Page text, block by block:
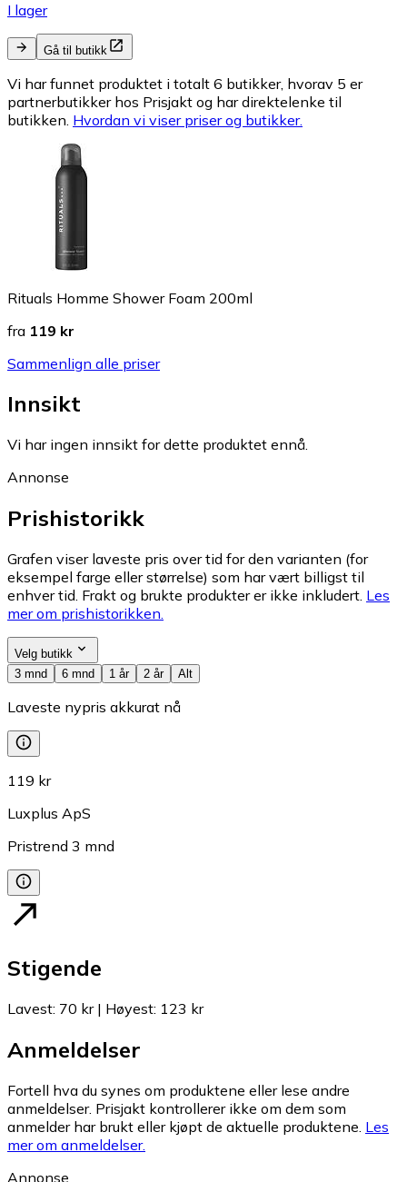
I lager
Gå til butikk
Vi har funnet produktet i totalt 6 butikker, hvorav 5 er
partnerbutikker hos Prisjakt og har direktelenke til
butikken. Hvordan vi viser priser og butikker.
Rituals Homme Shower Foam 200ml
fra 119 kr
Sammenlign alle priser
Innsikt
Vi har ingen innsikt for dette produktet ennå.
Annonse
Prishistorikk
Grafen viser laveste pris over tid for den varianten (for
eksempel farge eller størrelse) som har vært billigst til
enhver tid. Frakt og brukte produkter er ikke inkludert. Les
mer om prishistorikken.
Velg butikk
3 mnd
6 mnd 1 år 2 år Alt
Laveste nypris akkurat nå
119 kr
Luxplus ApS
Pristrend 3 mnd
Stigende
Lavest: 70 kr| Høyest: 123 kr
Anmeldelser
Fortell hva du synes om produktene eller lese andre
anmeldelser. Prisjakt kontrollerer ikke om dem som
anmelder har brukt eller kjøpt de aktuelle produktene. Les
mer om anmeldelser.
Annonse